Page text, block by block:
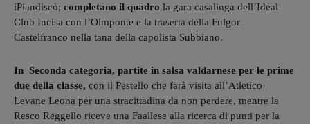
iPiandiscò; completano il quadro la gara casalinga dell’Ideal
Club Incisa con l’Olmponte e la traserta della Fulgor
Castelfranco nella tana della capolista Subbiano.
In Seconda categoria, partite in salsa valdarnese per le prime
due della classe, con il Pestello che farà visita all’Atletico
Levane Leona per una stracittadina da non perdere, mentre la
Resco Reggello riceve una Faallese alla ricerca di punti per la